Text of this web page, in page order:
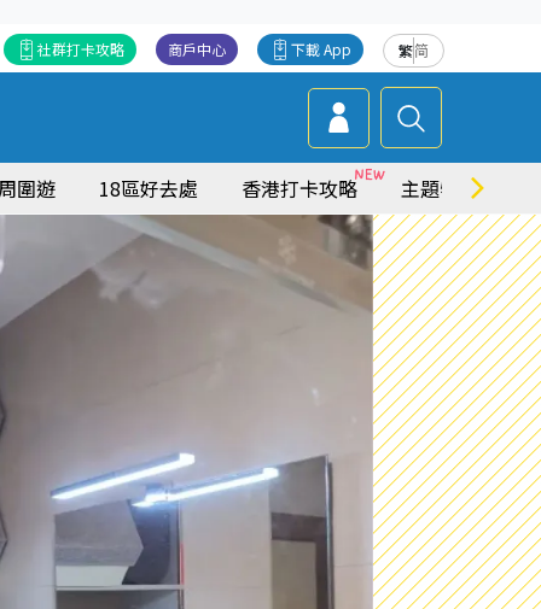
繁简
下載 App
商戶中心
社群打卡攻略
圍遊 18區好去處 香港打卡攻略 主題特集